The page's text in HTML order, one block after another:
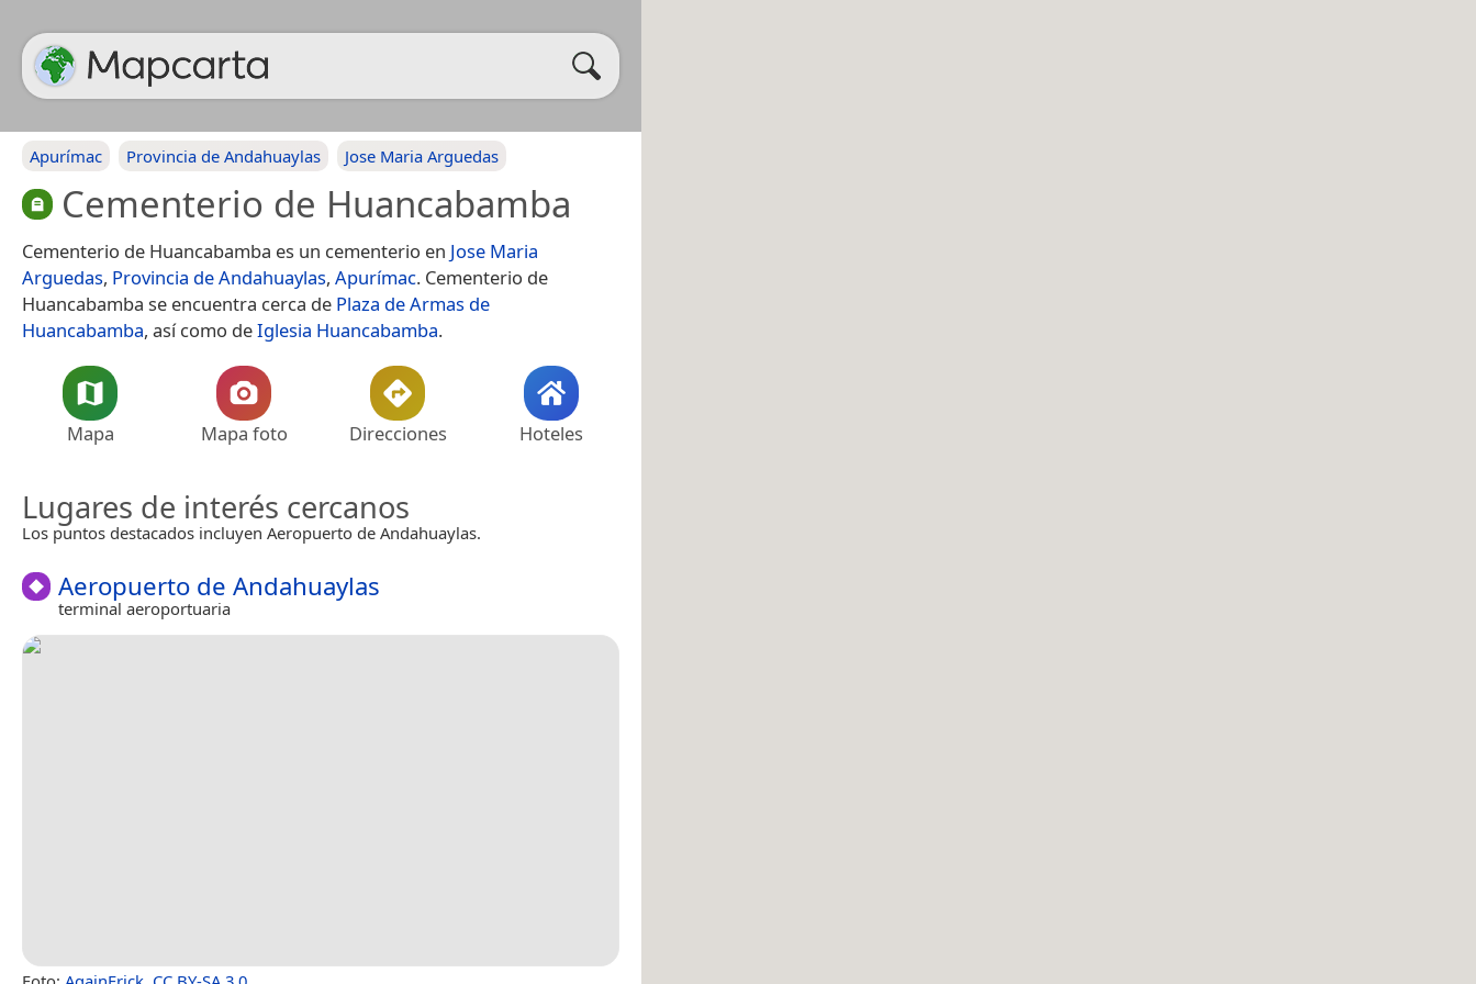
Apurímac Provincia de Andahuaylas Jose Maria Arguedas
Cementerio de Huancabamba
Cementerio de Huancabamba es un cementerio en Jose Maria
Arguedas, Provincia de Andahuaylas, Apurímac. Cementerio de
Huancabamba se encuentra cerca de Plaza de Armas de
Huancabamba, así como deIglesia Huancabamba.
Mapa Mapa foto Direcciones Hoteles
Lugares de interés cercanos
Los puntos destacados incluyen Aeropuerto de Andahuaylas.
Aeropuerto de Andahuaylas
terminal aeroportuaria